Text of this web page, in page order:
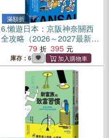
滿額折
6.懶遊日本：京阪神奈關西
全攻略（2026～2027最新
79 395
庫存：6